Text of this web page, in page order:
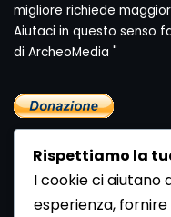
migliore richiede
Aiutaci in questo senso
di ArcheoMedia "
Rispettiamo la
I cookie ci aiutano
esperienza,